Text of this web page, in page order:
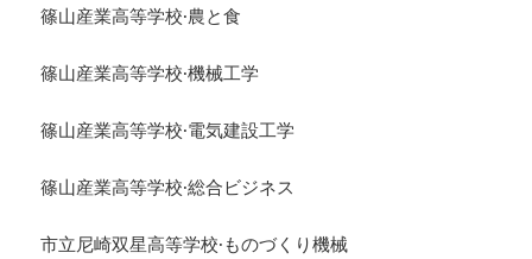
篠山産業高等学校·農と食
篠山産業高等学校·機械工学
篠山産業高等学校·電気建設工学
篠山産業高等学校·総合ビジネス
市立尼崎双星高等学校·ものづくり機械